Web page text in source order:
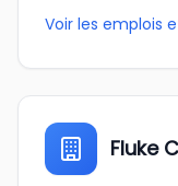
Voir les emplois
Fluke